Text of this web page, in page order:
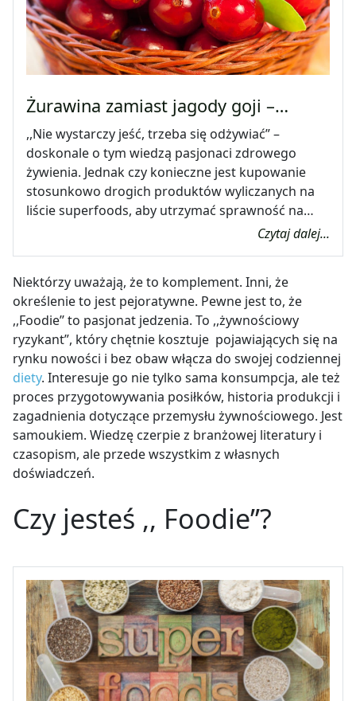
Żurawina zamiast jagody goji –…
,,Nie wystarczy jeść, trzeba się odżywiać” –
doskonale o tym wiedzą pasjonaci zdrowego
żywienia. Jednak czy konieczne jest kupowanie
stosunkowo drogich produktów wyliczanych na
liście superfoods, aby utrzymać sprawność na…
Czytaj dalej...
Niektórzy uważają, że to komplement. Inni, że
określenie to jest pejoratywne. Pewne jest to, że
,,Foodie’’ to pasjonat jedzenia. To ,,żywnościowy
ryzykant”, który chętnie kosztuje pojawiających się na
rynku nowości i bez obaw włącza do swojej codziennej
diety. Interesuje go nie tylko sama konsumpcja, ale też
proces przygotowywania posiłków, historia produkcji i
zagadnienia dotyczące przemysłu żywnościowego. Jest
samoukiem. Wiedzę czerpie z branżowej literatury i
czasopism, ale przede wszystkim z własnych
doświadczeń.
Czy jesteś ,, Foodie’’?